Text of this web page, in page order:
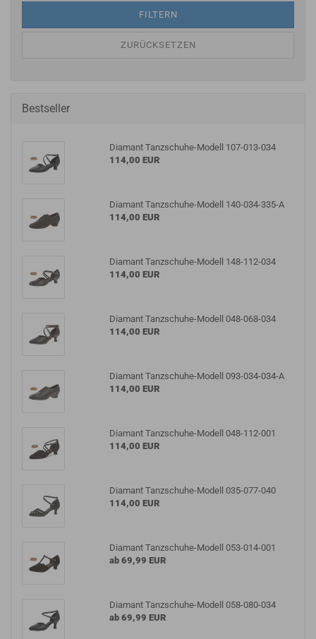
FILTERN
ZURÜCKSETZEN
Bestseller
Diamant Tanzschuhe-Modell 107-013-034
114,00 EUR
Diamant Tanzschuhe-Modell 140-034-335-A
114,00 EUR
Diamant Tanzschuhe-Modell 148-112-034
114,00 EUR
Diamant Tanzschuhe-Modell 048-068-034
114,00 EUR
Diamant Tanzschuhe-Modell 093-034-034-A
114,00 EUR
Diamant Tanzschuhe-Modell 048-112-001
114,00 EUR
Diamant Tanzschuhe-Modell 035-077-040
114,00 EUR
Diamant Tanzschuhe-Modell 053-014-001
ab 69,99 EUR
Diamant Tanzschuhe-Modell 058-080-034
ab 69,99 EUR